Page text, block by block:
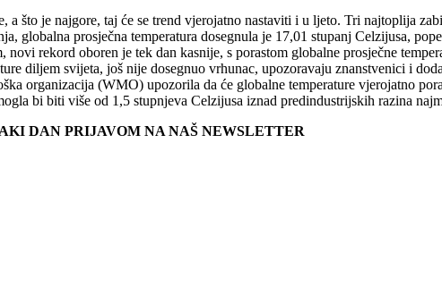
a što je najgore, taj će se trend vjerojatno nastaviti i u ljeto. Tri najtoplija
globalna prosječna temperatura dosegnula je 17,01 stupanj Celzijusa,
rekord oboren je tek dan kasnije, s porastom globalne prosječne
diljem svijeta, još nije dosegnuo vrhunac, upozoravaju znanstvenici i
organizacija (WMO) upozorila da će globalne temperature vjerojatno
bi biti više od 1,5 stupnjeva Celzijusa iznad predindustrijskih razina
DAN PRIJAVOM NA NAŠ NEWSLETTER